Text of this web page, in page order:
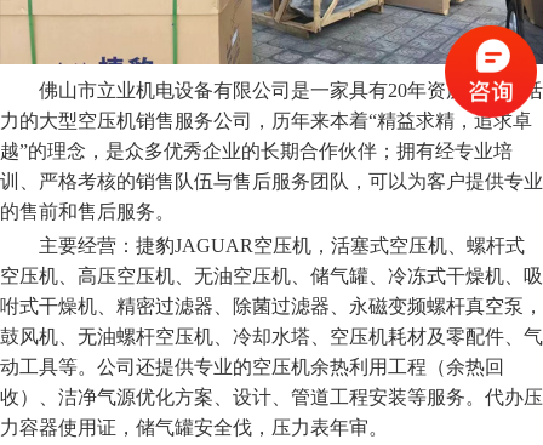
佛山市立业机电设备有限公司是一家具有20年资历、充满活
力的大型空压机销售服务公司，历年来本着“精益求精，追求卓
越”的理念，是众多优秀企业的长期合作伙伴；拥有经专业培
训、严格考核的销售队伍与售后服务团队，可以为客户提供专业
的售前和售后服务。
主要经营：捷豹JAGUAR空压机，活塞式空压机、螺杆式
空压机、高压空压机、无油空压机、储气罐、冷冻式干燥机、吸
咐式干燥机、精密过滤器、除菌过滤器、永磁变频螺杆真空泵，
鼓风机、无油螺杆空压机、冷却水塔、空压机耗材及零配件、气
动工具等。公司还提供专业的空压机余热利用工程（余热回
收）、洁净气源优化方案、设计、管道工程安装等服务。代办压
力容器使用证，储气罐安全伐，压力表年审。